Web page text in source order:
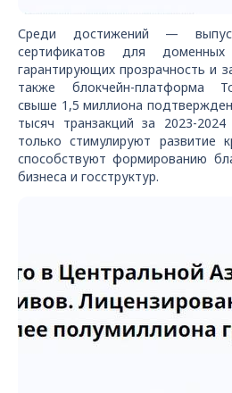
Среди достижений —
сертификатов для
гарантирующих прозрачность и
также блокчейн-платформа
свыше 1,5 миллиона
тысяч транзакций за 2023-
только стимулируют развитие
способствуют формированию
бизнеса и госструктур.